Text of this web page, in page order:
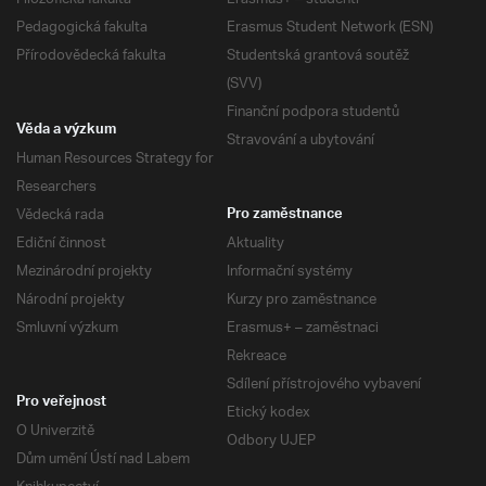
Pedagogická fakulta
Přírodovědecká fakulta
Erasmus Student Network (ESN)
Studentská grantová soutěž
(SVV)
Finanční podpora studentů
Stravování a ubytování
Věda a výzkum
Human Resources Strategy for
Researchers
Vědecká rada
Ediční činnost
Mezinárodní projekty
Národní projekty
Smluvní výzkum
Pro zaměstnance
Aktuality
Informační systémy
Kurzy pro zaměstnance
Erasmus+ – zaměstnaci
Rekreace
Sdílení přístrojového vybavení
Etický kodex
Odbory UJEP
Pro veřejnost
O Univerzitě
Dům umění Ústí nad Labem